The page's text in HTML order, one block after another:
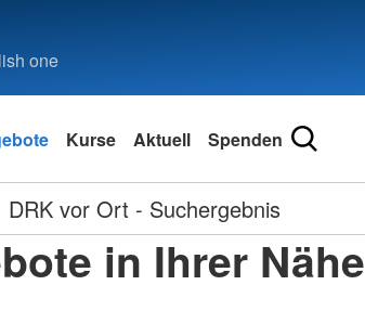
one
Kurse Aktuell Spenden
DRK vor Ort - Suchergebnis
in Ihrer Nähe